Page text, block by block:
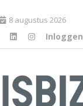
8 augustus 2026
Inloggen